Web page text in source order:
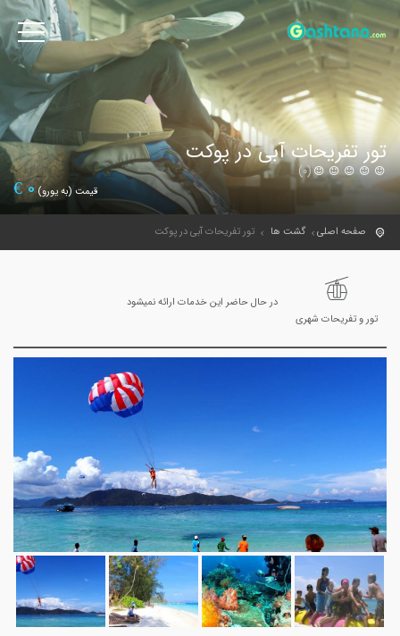
تور تفریحات آبی در پوکت
(0)
قیمت (به یورو)0
€
صفحه اصلی گشت ها تور تفریحات آبی در پوکت
تور و تفریحات شهری
در حال حاضر این خدمات ارائه نمیشود